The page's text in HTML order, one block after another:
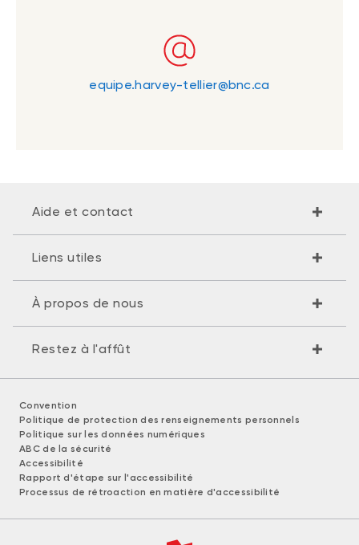
equipe.harvey-tellier@bnc.ca
Aide et contact
Liens utiles
À propos de nous
Restez à l'affût
Convention
Politique de protection des renseignements personnels
Politique sur les données numériques
ABC de la sécurité
Accessibilité
Rapport d'étape sur l'accessibilité
Processus de rétroaction en matière d'accessibilité